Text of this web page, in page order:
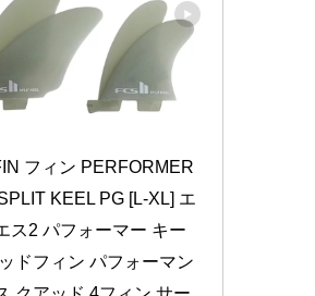
フィン PERFORMER
KEEL PG [L-XL] エ
ス2 パフォーマー キー
ドフィン パフォーマン